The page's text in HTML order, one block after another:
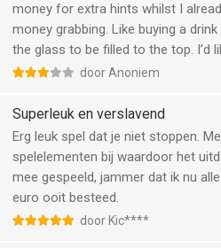
money for extra hints whilst I
money grabbing. Like buying a
the glass to be filled to the top. I’d
door Anoniem
Superleuk en verslavend
Erg leuk spel dat je niet stoppen.
spelelementen bij waardoor het
mee gespeeld, jammer dat ik nu
euro ooit besteed.
door Kic****